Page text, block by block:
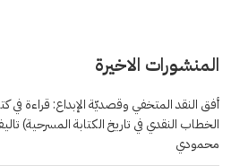
المنشورات الاخيرة
أفق النقد المتخفي وقصديّة الإبداع: قراءة
الخطاب النقدي في تاريخ الكتابة المسرحية)
محمودي